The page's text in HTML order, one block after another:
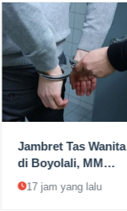
Jambret Tas Wanita
di Boyolali, MM
Warga Magelang
Dibekuk di Tengaran
17 jam yang lalu